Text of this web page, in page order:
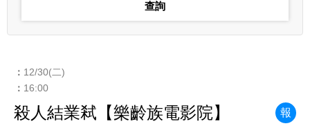
12/30(二)
16:00
殺人結業弒【樂齡族電影院】 報